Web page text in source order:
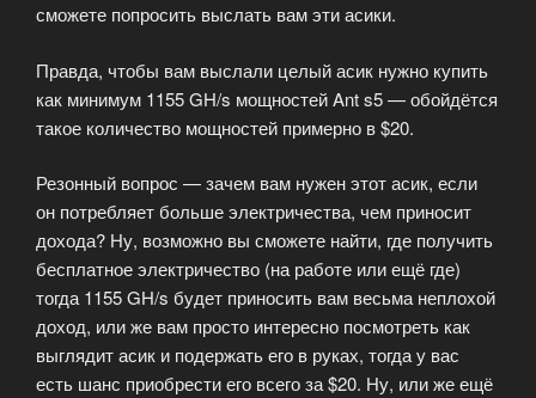
сможете попросить выслать вам эти асики.
Правда, чтобы вам выслали целый асик нужно купить
как минимум 1155 GH/s мощностей Ant s5 — обойдётся
такое количество мощностей примерно в $20.
Резонный вопрос — зачем вам нужен этот асик, если
он потребляет больше электричества, чем приносит
дохода? Ну, возможно вы сможете найти, где получить
бесплатное электричество (на работе или ещё где)
тогда 1155 GH/s будет приносить вам весьма неплохой
доход, или же вам просто интересно посмотреть как
выглядит асик и подержать его в руках, тогда у вас
есть шанс приобрести его всего за $20. Ну, или же ещё